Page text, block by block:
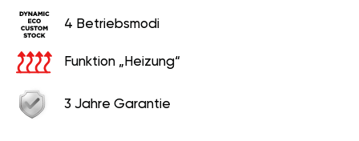
4 Betriebsmodi
Funktion „Heizung“
3 Jahre Garantie